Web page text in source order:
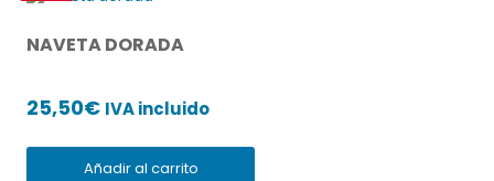
NAVETA DORADA
25,50€ IVA incluido
Añadir al carrito